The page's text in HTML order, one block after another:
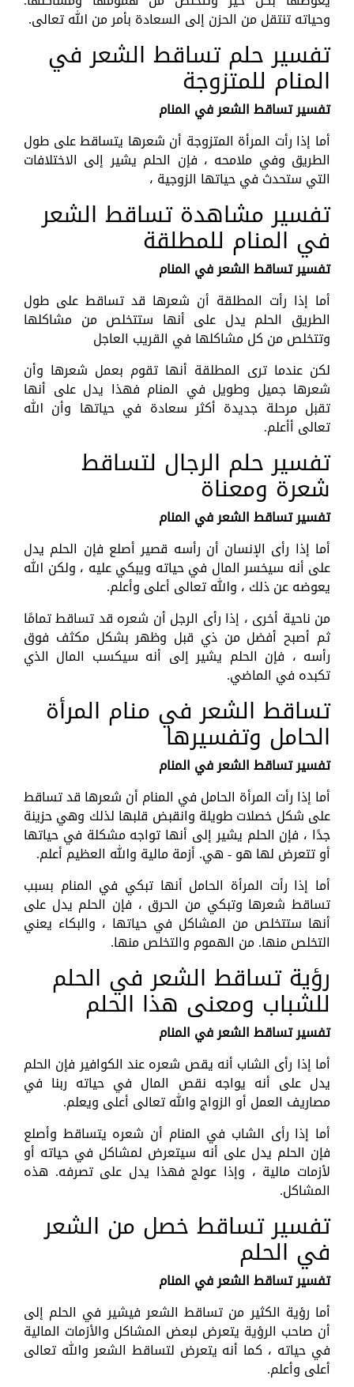
وحياته تنتقل من الحزن إلى السعادة بأمر من الله تعالى.
تفسير حلم تساقط الشعر في
المنام للمتزوجة
تفسير تساقط الشعر في المنام
أما إذا رأت المرأة المتزوجة أن شعرها يتساقط على طول
الطريق وفي ملامحه ، فإن الحلم يشير إلى الاختلافات
التي ستحدث في حياتها الزوجية ،
تفسير مشاهدة تساقط الشعر
في المنام للمطلقة
تفسير تساقط الشعر في المنام
أما إذا رأت المطلقة أن شعرها قد تساقط على طول
الطريق الحلم يدل على أنها ستتخلص من مشاكلها
وتتخلص من كل مشاكلها في القريب العاجل
لكن عندما ترى المطلقة أنها تقوم بعمل شعرها وأن
شعرها جميل وطويل في المنام فهذا يدل على أنها
تقبل مرحلة جديدة أكثر سعادة في حياتها وأن الله
تعالى أأعلم.
تفسير حلم الرجال لتساقط
شعرة ومعناة
تفسير تساقط الشعر في المنام
أما إذا رأى الإنسان أن رأسه قصير أصلع فإن الحلم يدل
على أنه سيخسر المال في حياته ويبكي عليه ، ولكن الله
يعوضه عن ذلك ، والله تعالى أعلى وأعلم.
من ناحية أخرى ، إذا رأى الرجل أن شعره قد تساقط تمامًا
ثم أصبح أفضل من ذي قبل وظهر بشكل مكثف فوق
رأسه ، فإن الحلم يشير إلى أنه سيكسب المال الذي
تكبده في الماضي.
تساقط الشعر في منام المرأة
الحامل وتفسيرها
تفسير تساقط الشعر في المنام
أما إذا رأت المرأة الحامل في المنام أن شعرها قد تساقط
على شكل خصلات طويلة وانقبض قلبها لذلك وهي حزينة
جدًا ، فإن الحلم يشير إلى أنها تواجه مشكلة في حياتها
أو تتعرض لها هو - هي. أزمة مالية والله العظيم أعلم.
أما إذا رأت المرأة الحامل أنها تبكي في المنام بسبب
تساقط شعرها وتبكي من الحرق ، فإن الحلم يدل على
أنها ستتخلص من المشاكل في حياتها ، والبكاء يعني
التخلص منها. من الهموم والتخلص منها.
رؤية تساقط الشعر في الحلم
للشباب ومعنى هذا الحلم
تفسير تساقط الشعر في المنام
أما إذا رأى الشاب أنه يقص شعره عند الكوافير فإن الحلم
يدل على أنه يواجه نقص المال في حياته ربنا في
مصاريف العمل أو الزواج والله تعالى أعلى ويعلم.
أما إذا رأى الشاب في المنام أن شعره يتساقط وأصلع
فإن الحلم يدل على أنه سيتعرض لمشاكل في حياته أو
لأزمات مالية ، وإذا عولج فهذا يدل على تصرفه. هذه
المشاكل.
تفسير تساقط خصل من الشعر
في الحلم
تفسير تساقط الشعر في المنام
أما رؤية الكثير من تساقط الشعر فيشير في الحلم إلى
أن صاحب الرؤية يتعرض لبعض المشاكل والأزمات المالية
في حياته ، كما أنه يتعرض لتساقط الشعر والله تعالى
أعلى وأعلم.